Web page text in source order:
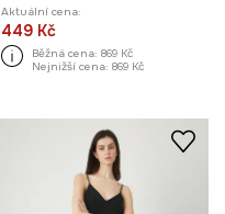
Aktuální cena:
449 Kč
Běžná cena: 869 Kč
Nejnižší cena: 869 Kč